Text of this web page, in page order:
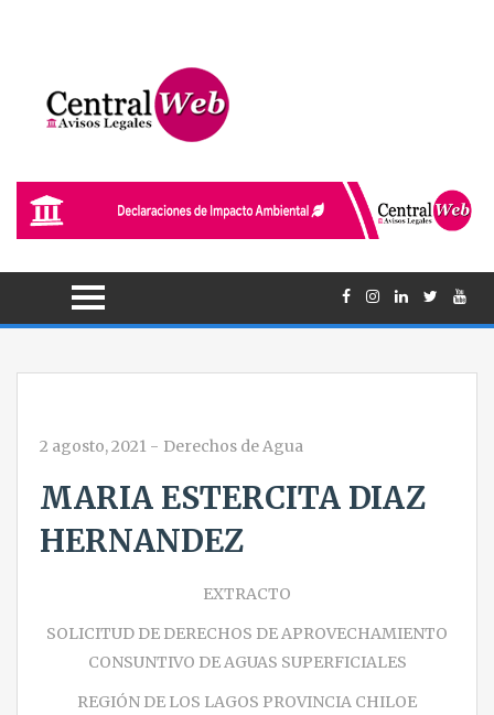
2 agosto, 2021 - Derechos de Agua
MARIA ESTERCITA DIAZ
HERNANDEZ
EXTRACTO
SOLICITUD DE DERECHOS DE APROVECHAMIENTO
CONSUNTIVO DE AGUAS SUPERFICIALES
REGIÓN DE LOS LAGOS PROVINCIA CHILOE